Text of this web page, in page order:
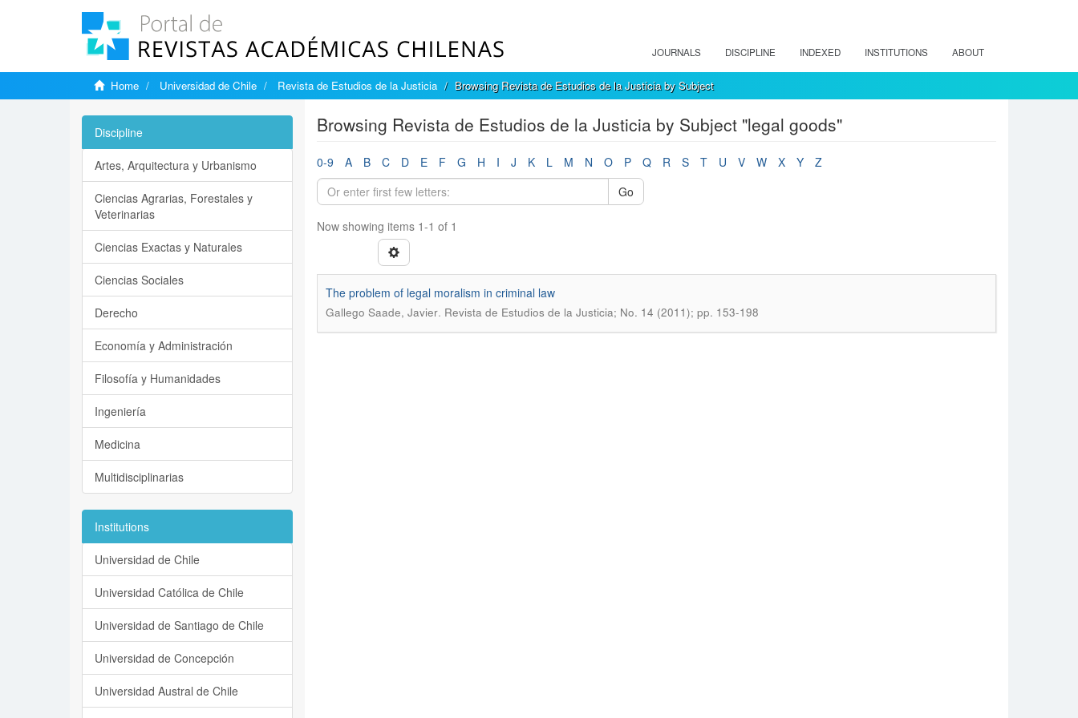
JOURNALS DISCIPLINE INDEXED INSTITUTIONS ABOUT
Home Universidad de Chile Revista de Estudios de la Justicia Browsing Revista de Estudios de la Justicia by Subject
Browsing Revista de Estudios de la Justicia by Subject "legal goods"
0-9 A B C D E F G H I J K L M N O P Q R S T U V W X Y
Z
Go
Now showing items 1-1 of 1
The problem of legal moralism in criminal law
Gallego Saade, Javier. Revista de Estudios de la Justicia; No. 14 (2011); pp. 153-198
Discipline
Artes, Arquitectura y Urbanismo
Ciencias Agrarias, Forestales y
Veterinarias
Ciencias Exactas y Naturales
Ciencias Sociales
Derecho
Economía y Administración
Filosofía y Humanidades
Ingeniería
Medicina
Multidisciplinarias
Institutions
Universidad de Chile
Universidad Católica de Chile
Universidad de Santiago de Chile
Universidad de Concepción
Universidad Austral de Chile